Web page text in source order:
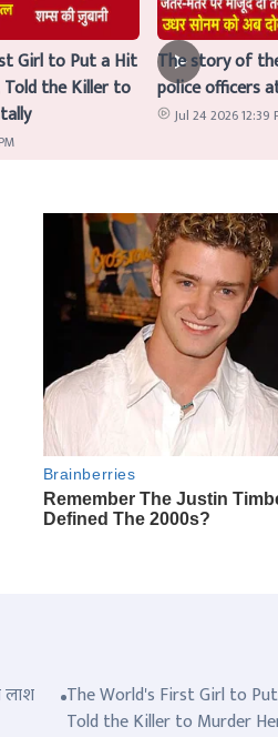
Girl to Put a Hit
the Killer to
The story of
police officers
Jul 24 2026 12:39
लाश
The World's First Girl to
Told the Killer to Murder